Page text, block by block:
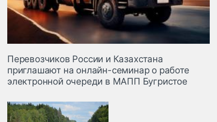
Перевозчиков России и Казахстана
приглашают на онлайн-семинар о работе
электронной очереди в МАПП Бугристое